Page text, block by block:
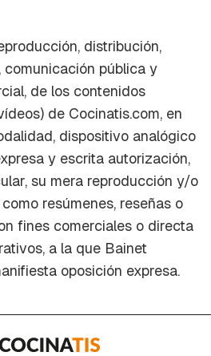
distribución,
comunicación pública y
de los contenidos
de Cocinatis.com, en
dispositivo analógico
y escrita autorización,
su mera reproducción y/o
resúmenes, reseñas o
fines comerciales o directa
a la que Bainet
oposición expresa.